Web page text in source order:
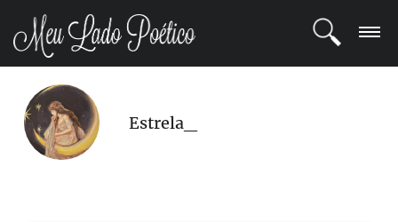
LOGIN
REGISTRO
Estrela_